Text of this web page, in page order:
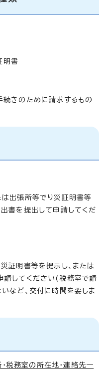
明書
きのために請求するもの
出張所等でり災証明書等
書を提出して申請してくだ
証明書等を提示し、または
請してください(税務室で請
など、交付に時間を要しま
税務室の所在地・連絡先一